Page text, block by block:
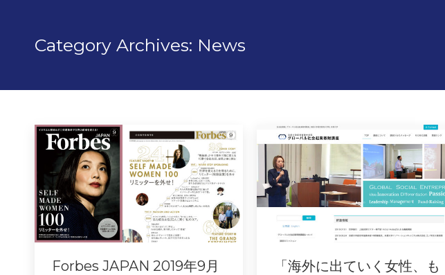
Category Archives: News
Forbes JAPAN 2019年9月
「海外に出ていく女性、も